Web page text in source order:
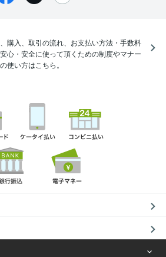
購入、取引の流れ、お支払い方法・手数料
心・安全に使って頂くための制度やマナー
使い方はこちら。